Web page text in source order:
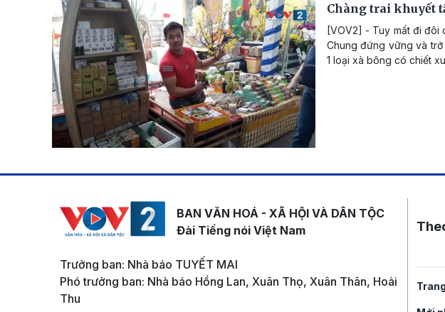
Chàng trai khuyết
[VOV2] - Tuy mất đi đôi
Chung đứng vững và
1 loại xà bông có chiết
BAN VĂN HOÁ - XÃ HỘI VÀ DÂN TỘC
Đài Tiếng nói Việt Nam
Trưởng ban: Nhà báo TUYẾT MAI
Phó trưởng ban: Nhà báo Hồng Lan, Xuân Thọ, Xuân Thân, Hoài
Thu